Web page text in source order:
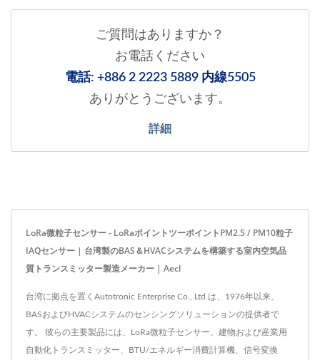
ご質問はありますか？
お電話ください
電話: +886 2 2223 5889 内線5505
ありがとうございます。
詳細
LoRa微粒子センサー - LoRaポイントツーポイントPM2.5 / PM10粒子
IAQセンサー | 台湾製のBAS＆HVACシステムを構築する室内空気品
質トランスミッター製造メーカー | Aecl
台湾に拠点を置くAutotronic Enterprise Co., Ltd.は、1976年以来、
BASおよびHVACシステムのセンシングソリューションの提供者で
す。 彼らの主要製品には、LoRa微粒子センサー、建物および産業用
自動化トランスミッター、BTU/エネルギー消費計算機、信号変換